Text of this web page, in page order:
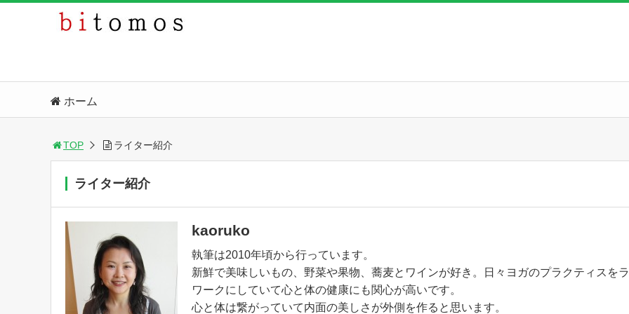
ホーム
TOP ライター紹介
ライター紹介
kaoruko
執筆は2010年頃から行っています。
新鮮で美味しいもの、野菜や果物、蕎麦とワインが好き。日々ヨガのプラクティスを
ワークにしていて心と体の健康にも関心が高いです。
心と体は繋がっていて内面の美しさが外側を作ると思います。